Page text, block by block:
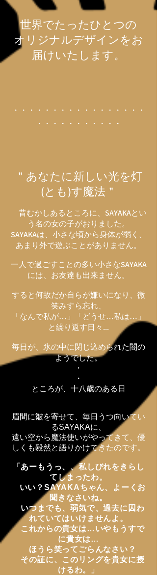
世界でたったひとつの
​オリジナルデザインをお
届けいたします。
・・・・・・・・・・・・・・・・・
・・・・・・・・・・・
＂あなたに新しい光を灯
(とも)す魔法＂
昔むかしあるところに、SAYAKAとい
う名の女の子がおりました。
SAYAKAは、小さな頃から身体が弱く、
あまり外で遊ぶことがありません。
一人で過ごすことの多い小さなSAYAKA
には、お友達も出来ません。
すると何故だか自らが嫌いになり、微
笑みすら忘れ、
「なんで私が…」「どうせ…私は…」
と繰り返す日々...
毎日が、氷の中に閉じ込められた闇の
ようでした。
・
・
ところが、十八歳のある日
眉間に皺を寄せて、毎日うつ向いてい
るSAYAKAに、
遠い空から魔法使いがやってきて、 優
しくも毅然と語りかけてきたのです。
「あーもうっ、、私しびれをきらし
てしまったわ。
いい？SAYAKAちゃん、よーくお
聞きなさいね。
いつまでも、弱気で、過去に囚わ
れていてはいけませんよ。
これからの貴女は…いやもうすで
に貴女は…
ほうら笑ってごらんなさい？
その証に、このリングを貴女に授
けるわ。」